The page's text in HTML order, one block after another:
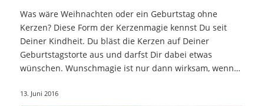
Was wäre Weihnachten oder ein Geburtstag ohne
Kerzen? Diese Form der Kerzenmagie kennst Du seit
Deiner Kindheit. Du bläst die Kerzen auf Deiner
Geburtstagstorte aus und darfst Dir dabei etwas
wünschen. Wunschmagie ist nur dann wirksam, wenn…
13. Juni 2016